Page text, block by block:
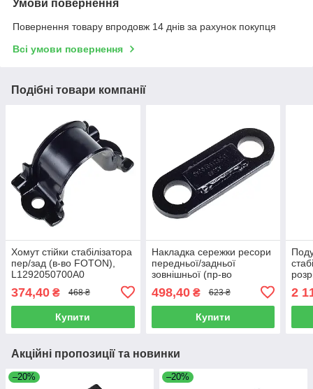
Умови повернення
Повернення товару впродовж 14 днів за рахунок покупця
Всі умови повернення
Подібні товари компанії
Хомут стійки стабілізатора
пер/зад (в-во FOTON),
L1292050700A0
374,40 ₴ 468 ₴
Купити
Накладка сережки ресори
передньої/задньої
зовнішньої (пр-во
FOTON), L1292150100A0
498,40₴ 623 ₴
Купити
2
Акційні пропозиції та новинки
–20% –20%